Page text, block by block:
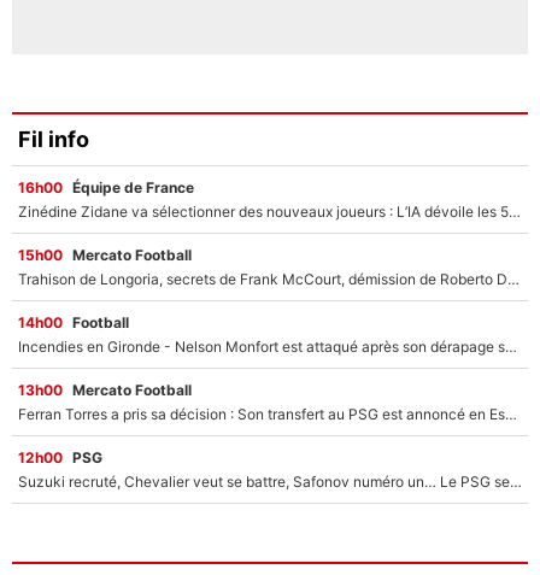
Fil info
16h00 Équipe de France
Zinédine Zidane va sélectionner des nouveaux joueurs : L’IA dévoile les 5 cracks qui pourraient rapidement le rejoindre en équipe de France !
15h00 Mercato Football
Trahison de Longoria, secrets de Frank McCourt, démission de Roberto De Zerbi : Medhi Benatia se lâche sur son départ de l'OM et fait d'importantes révélations
14h00 Football
Incendies en Gironde - Nelson Monfort est attaqué après son dérapage sur CNews : «Et lui, il prend combien pour parler dans un studio climatisé?»
13h00 Mercato Football
Ferran Torres a pris sa décision : Son transfert au PSG est annoncé en Espagne !
12h00 PSG
Suzuki recruté, Chevalier veut se battre, Safonov numéro un… Le PSG se lance encore dans un gros chantier pour le poste de gardien de but